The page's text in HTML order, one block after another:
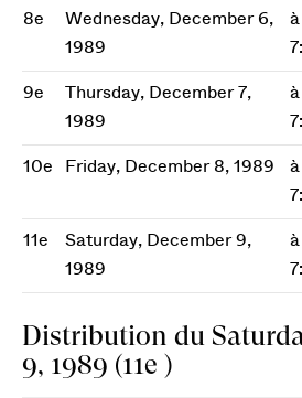
8e
Wednesday, December 6,
1989
à
9e
Thursday, December 7,
1989
à
10e Friday, December 8, 1989
à
11e
Saturday, December 9,
1989
à
Distribution du
9, 1989 (11e )